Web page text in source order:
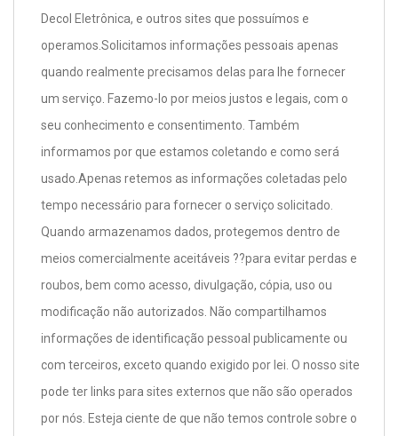
Decol Eletrônica, e outros sites que possuímos e
operamos.Solicitamos informações pessoais apenas
quando realmente precisamos delas para lhe fornecer
um serviço. Fazemo-lo por meios justos e legais, com o
seu conhecimento e consentimento. Também
informamos por que estamos coletando e como será
usado.Apenas retemos as informações coletadas pelo
tempo necessário para fornecer o serviço solicitado.
Quando armazenamos dados, protegemos dentro de
meios comercialmente aceitáveis ??para evitar perdas e
roubos, bem como acesso, divulgação, cópia, uso ou
modificação não autorizados. Não compartilhamos
informações de identificação pessoal publicamente ou
com terceiros, exceto quando exigido por lei. O nosso site
pode ter links para sites externos que não são operados
por nós. Esteja ciente de que não temos controle sobre o